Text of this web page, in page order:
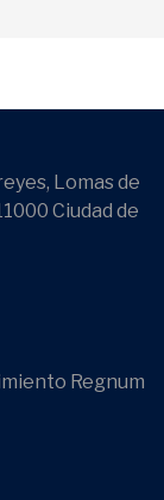
Lomas de
Ciudad de
Regnum